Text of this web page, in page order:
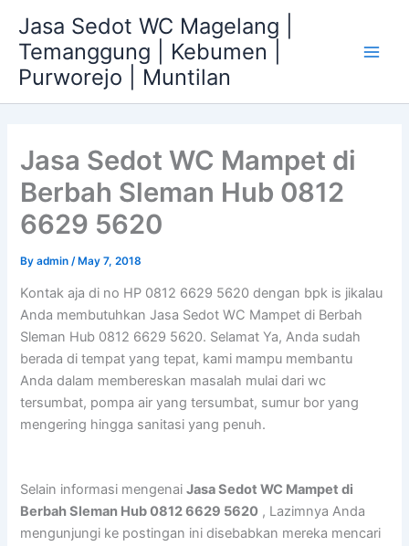
content
Jasa Sedot WC Magelang |
Temanggung | Kebumen |
Purworejo | Muntilan
Jasa Sedot WC Mampet di
Berbah Sleman Hub 0812
6629 5620
Byadmin/ May 7, 2018
Kontak aja di no HP 0812 6629 5620 dengan bpk is jikalau
Anda membutuhkan Jasa Sedot WC Mampet di Berbah
Sleman Hub 0812 6629 5620. Selamat Ya, Anda sudah
berada di tempat yang tepat, kami mampu membantu
Anda dalam membereskan masalah mulai dari wc
tersumbat, pompa air yang tersumbat, sumur bor yang
mengering hingga sanitasi yang penuh.
Selain informasi mengenaiJasa Sedot WC Mampet di
Berbah Sleman Hub 0812 6629 5620 , Lazimnya Anda
mengunjungi ke postingan ini disebabkan mereka mencari